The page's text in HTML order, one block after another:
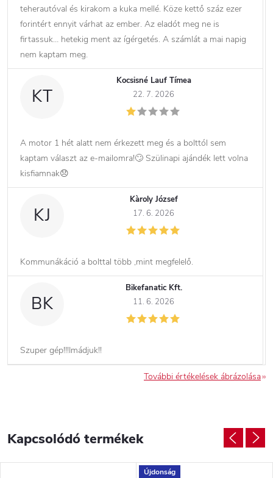
teherautóval és kirakom a kuka mellé. Köze kettő száz ezer
forintért ennyit várhat az ember. Az eladót meg ne is
firtassuk… hetekig ment az ígérgetés. A számlát a mai napig
nem kaptam meg.
KT
Kocsisné Lauf Tímea
22. 7. 2026
A motor 1 hét alatt nem érkezett meg és a bolttól sem
kaptam választ az e-mailomra!🙄 Szülinapi ajándék lett volna
kisfiamnak😞
KJ
Kàroly József
17. 6. 2026
Kommunákáció a bolttal több ,mint megfelelő.
BK
Bikefanatic Kft.
11. 6. 2026
Szuper gép!!!Imádjuk!!
További értékelések ábrázolása
Kapcsolódó termékek
Újdonság